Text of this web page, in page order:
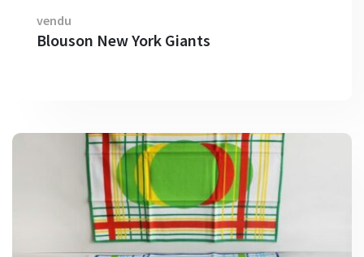
vendu
Blouson New York Giants